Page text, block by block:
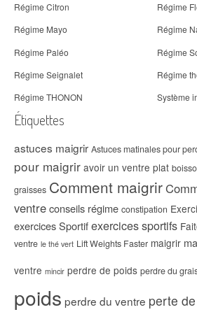
Régime Citron
Régime
Régime Mayo
Régime
Régime Paléo
Régime
Régime Seignalet
Régime
Régime THONON
Système
Étiquettes
astuces maigrir Astuces matinales pour
pour maigrir avoir un ventre plat
graisses Comment maigrir
ventreconseils régime constipation
exercices Sportifexercices sportifs
ventre le thé vert Lift Weights Faster maigrir
ventre mincir perdre de poids perdre du
poids perdre du ventre perte